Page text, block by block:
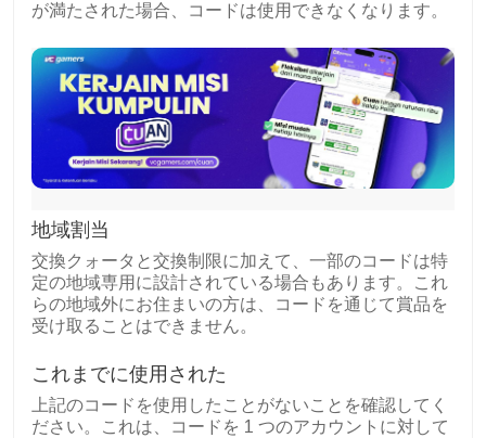
が満たされた場合、コードは使用できなくなります。
地域割当
交換クォータと交換制限に加えて、一部のコードは特
定の地域専用に設計されている場合もあります。これ
らの地域外にお住まいの方は、コードを通じて賞品を
受け取ることはできません。
これまでに使用された
上記のコードを使用したことがないことを確認してく
ださい。これは、コードを 1 つのアカウントに対して